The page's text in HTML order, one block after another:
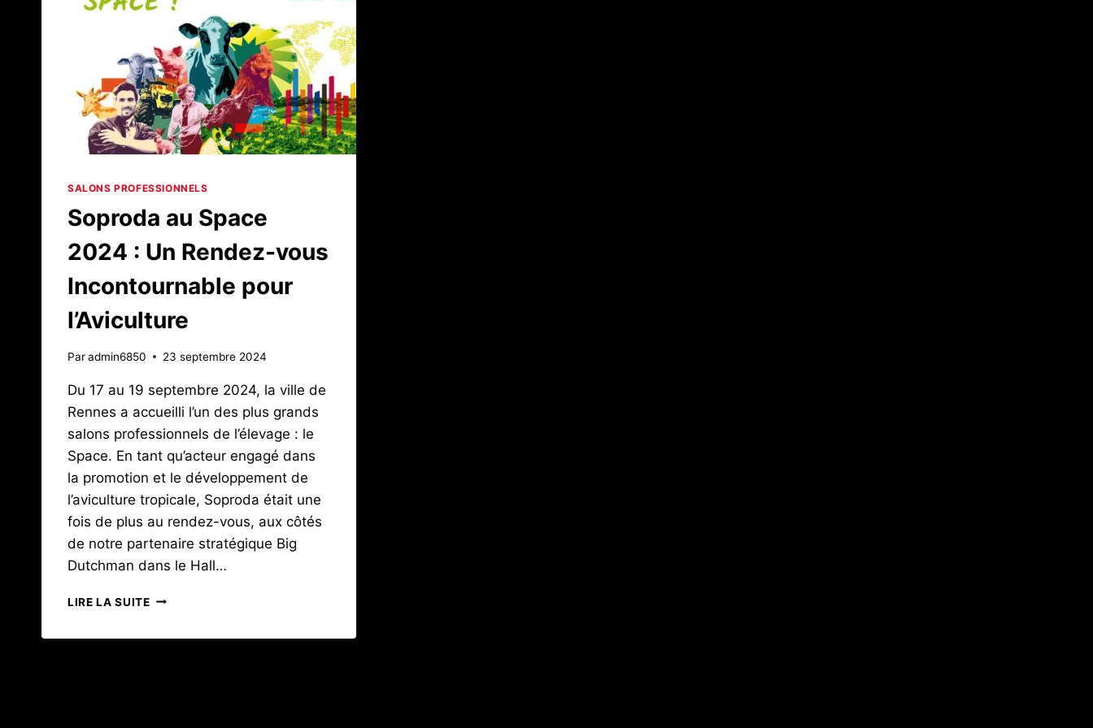
SALONS PROFESSIONNELS
Soproda au Space
2024 : Un Rendez-vous
Incontournable pour
l’Aviculture
Paradmin6850 23 septembre 2024
Du 17 au 19 septembre 2024, la ville de
Rennes a accueilli l’un des plus grands
salons professionnels de l’élevage : le
Space. En tant qu’acteur engagé dans
la promotion et le développement de
l’aviculture tropicale, Soproda était une
fois de plus au rendez-vous, aux côtés
de notre partenaire stratégique Big
Dutchman dans le Hall…
LIRE LA SUITESOPRODA